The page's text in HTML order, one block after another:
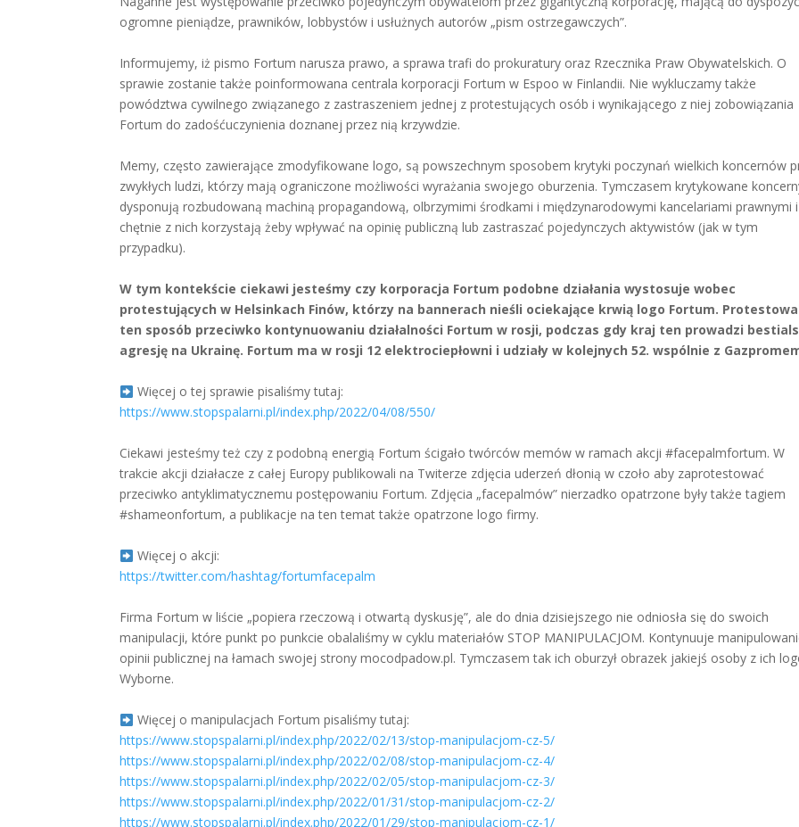
ogromne pieniądze, prawników, lobbystów i usłużnych autorów „pism ostrzegawczych”.
Informujemy, iż pismo Fortum narusza prawo, a sprawa trafi do prokuratury oraz Rzecznika Praw Obywatelskich. O
sprawie zostanie także poinformowana centrala korporacji Fortum w Espoo w Finlandii. Nie wykluczamy także
powództwa cywilnego związanego z zastraszeniem jednej z protestujących osób i wynikającego z niej zobowiązania
Fortum do zadośćuczynienia doznanej przez nią krzywdzie.
Memy, często zawierające zmodyfikowane logo, są powszechnym sposobem krytyki poczynań wielkich koncernów
zwykłych ludzi, którzy mają ograniczone możliwości wyrażania swojego oburzenia. Tymczasem krytykowane
dysponują rozbudowaną machiną propagandową, olbrzymimi środkami i międzynarodowymi kancelariami prawnymi i
chętnie z nich korzystają żeby wpływać na opinię publiczną lub zastraszać pojedynczych aktywistów (jak w tym
przypadku).
W tym kontekście ciekawi jesteśmy czy korporacja Fortum podobne działania wystosuje wobec
protestujących w Helsinkach Finów, którzy na bannerach nieśli ociekające krwią logo Fortum.
ten sposób przeciwko kontynuowaniu działalności Fortum w rosji, podczas gdy kraj ten prowadzi
agresję na Ukrainę. Fortum ma w rosji 12 elektrociepłowni i udziały w kolejnych 52. wspólnie z
Więcej o tej sprawie pisaliśmy tutaj:
https://www.stopspalarni.pl/index.php/2022/04/08/550/
Ciekawi jesteśmy też czy z podobną energią Fortum ścigało twórców memów w ramach akcji #facepalmfortum. W
trakcie akcji działacze z całej Europy publikowali na Twiterze zdjęcia uderzeń dłonią w czoło aby zaprotestować
przeciwko antyklimatycznemu postępowaniu Fortum. Zdjęcia „facepalmów” nierzadko opatrzone były także tagiem
#shameonfortum, a publikacje na ten temat także opatrzone logo firmy.
Więcej o akcji:
https://twitter.com/hashtag/fortumfacepalm
Firma Fortum w liście „popiera rzeczową i otwartą dyskusję”, ale do dnia dzisiejszego nie odniosła się do swoich
manipulacji, które punkt po punkcie obalaliśmy w cyklu materiałów STOP MANIPULACJOM. Kontynuuje
opinii publicznej na łamach swojej strony mocodpadow.pl. Tymczasem tak ich oburzył obrazek jakiejś osoby z ich
Wyborne.
Więcej o manipulacjach Fortum pisaliśmy tutaj:
https://www.stopspalarni.pl/index.php/2022/02/13/stop-manipulacjom-cz-5/
https://www.stopspalarni.pl/index.php/2022/02/08/stop-manipulacjom-cz-4/
https://www.stopspalarni.pl/index.php/2022/02/05/stop-manipulacjom-cz-3/
https://www.stopspalarni.pl/index.php/2022/01/31/stop-manipulacjom-cz-2/
https://www.stopspalarni.pl/index.php/2022/01/29/stop-manipulacjom-cz-1/